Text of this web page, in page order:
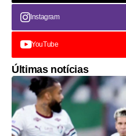
Instagram
YouTube
Últimas notícias